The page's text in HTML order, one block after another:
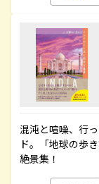
混沌と喧噪、行
ド。「地球の歩
絶景集！